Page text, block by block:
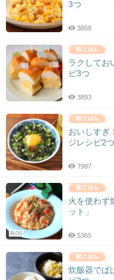
3つ
3858
ラクしてお
ピ3つ
3893
おいしすぎ
ジレシピ2つ
7987
BLOG
火を使わず
ット」
5365
炊飯器でぱ